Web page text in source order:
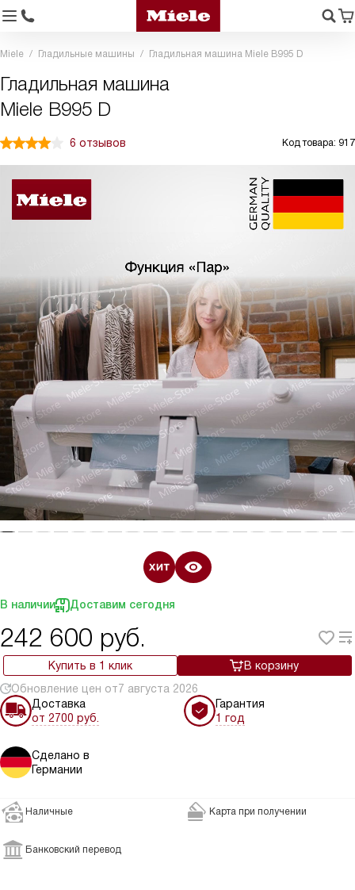
Miele Гладильные машины Гладильная машина Miele B995 D
Гладильная машина
Miele B995 D
6 отзывов Код товара: 917
В наличии Доставим сегодня
242 600 руб.
Купить в 1 клик
В корзину
Обновление цен от7 августа 2026
Доставка
от 2700 руб.
Гарантия
1 год
Сделано в
Германии
Наличные Карта при получении
Банковский перевод